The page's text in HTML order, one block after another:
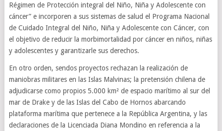
Régimen de Protección integral del Niño, Niña y Adolescente con
cáncer” e incorporen a sus sistemas de salud el Programa Nacional
de Cuidado Integral del Niño, Niña y Adolescente con Cáncer, con
el objetivo de reducir la morbimortalidad por cáncer en niños, niñas
y adolescentes y garantizarle sus derechos.
En otro orden, sendos proyectos rechazan la realización de
maniobras militares en las Islas Malvinas; la pretensión chilena de
adjudicarse como propios 5.000 km² de espacio marítimo al sur del
mar de Drake y de las Islas del Cabo de Hornos abarcando
plataforma marítima que pertenece a la República Argentina, y las
declaraciones de la Licenciada Diana Mondino en referencia a la